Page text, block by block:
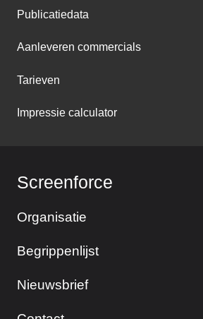
Publicatiedata
Aanleveren commercials
Tarieven
Impressie calculator
Screenforce
Organisatie
Begrippenlijst
Nieuwsbrief